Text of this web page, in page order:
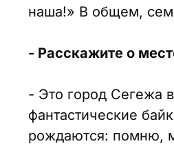
наша!» В общем,
- Расскажите о
- Это город Сегежа
фантастические
рождаются: помню,